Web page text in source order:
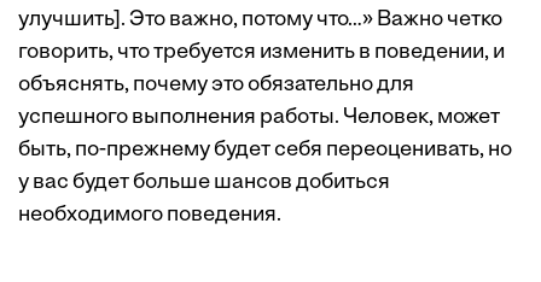
улучшить]. Это важно, потому что…» Важно четко
говорить, что требуется изменить в поведении, и
объяснять, почему это обязательно для
успешного выполнения работы. Человек, может
быть, по-прежнему будет себя переоценивать, но
у вас будет больше шансов добиться
необходимого поведения.